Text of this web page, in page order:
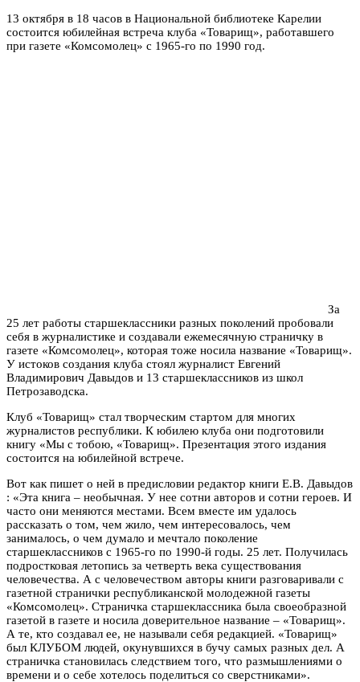
13 октября в 18 часов в Национальной библиотеке Карелии
состоится юбилейная встреча клуба «Товарищ», работавшего
при газете «Комсомолец» с 1965-го по 1990 год.
За
25 лет работы старшеклассники разных поколений пробовали
себя в журналистике и создавали ежемесячную страничку в
газете «Комсомолец», которая тоже носила название «Товарищ».
У истоков создания клуба стоял журналист Евгений
Владимирович Давыдов и 13 старшеклассников из школ
Петрозаводска.
Клуб «Товарищ» стал творческим стартом для многих
журналистов республики. К юбилею клуба они подготовили
книгу «Мы с тобою, «Товарищ». Презентация этого издания
состоится на юбилейной встрече.
Вот как пишет о ней в предисловии редактор книги Е.В. Давыдов
: «Эта книга – необычная. У нее сотни авторов и сотни героев. И
часто они меняются местами. Всем вместе им удалось
рассказать о том, чем жило, чем интересовалось, чем
занималось, о чем думало и мечтало поколение
старшеклассников с 1965-го по 1990-й годы. 25 лет. Получилась
подростковая летопись за четверть века существования
человечества. А с человечеством авторы книги разговаривали с
газетной странички республиканской молодежной газеты
«Комсомолец». Страничка старшеклассника была своеобразной
газетой в газете и носила доверительное название – «Товарищ».
А те, кто создавал ее, не называли себя редакцией. «Товарищ»
был КЛУБОМ людей, окунувшихся в бучу самых разных дел. А
страничка становилась следствием того, что размышлениями о
времени и о себе хотелось поделиться со сверстниками».